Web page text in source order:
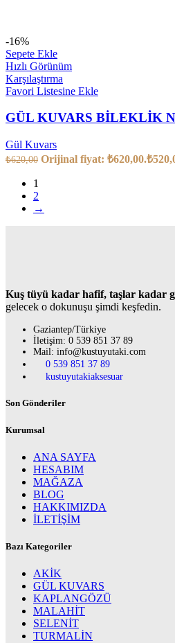
-16%
Sepete Ekle
Hızlı Görünüm
Karşılaştırma
Favori Listesine Ekle
GÜL KUVARS BİLEKLİK
Gül Kuvars
₺620,00 Orijinal fiyat: ₺620,00.₺
1
2
→
Kuş tüyü kadar hafif, taşlar kadar
gelecek o dokunuşu şimdi keşfedin.
Gaziantep/Türkiye
İletişim: 0 539 851 37 89
Mail: info@kustuyutaki.com
0 539 851 37 89
kustuyutakiaksesuar
Son Gönderiler
Kurumsal
ANA SAYFA
HESABIM
MAĞAZA
BLOG
HAKKIMIZDA
İLETİŞİM
Bazı Kategoriler
AKİK
GÜL KUVARS
KAPLANGÖZÜ
MALAHİT
SELENİT
TURMALİN